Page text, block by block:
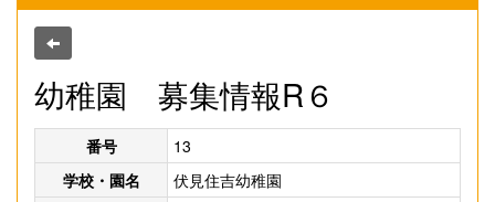
幼稚園 募集情報R６
番号
13
学校・園名
伏見住吉幼稚園